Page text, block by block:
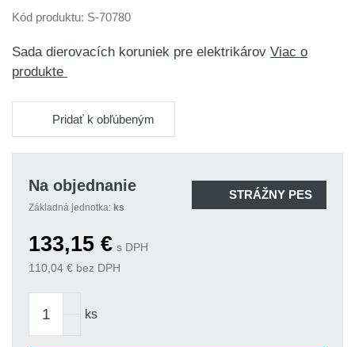
Kód produktu: S-70780
Sada dierovacích koruniek pre elektrikárov Viac o
produkte
Pridať k obľúbeným
Na objednanie
Základná jednotka: ks
STRÁŽNY PES
133,15 € s DPH
110,04 € bez DPH
ks